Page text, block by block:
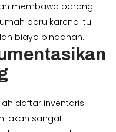
membawa barang
baru karena itu
biaya pindahan.
daftar inventaris
akan sangat